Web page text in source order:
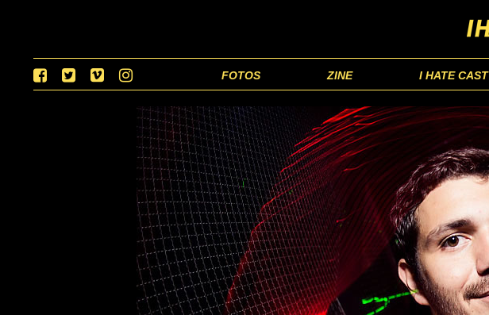
FOTOS ZINE I HATE CAST